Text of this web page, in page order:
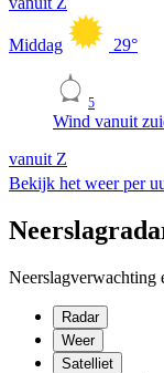
Middag 29°
5
Wind vanuit
vanuit Z
Bekijk het weer per
Neerslagverwachting
Radar
Weer
Satelliet